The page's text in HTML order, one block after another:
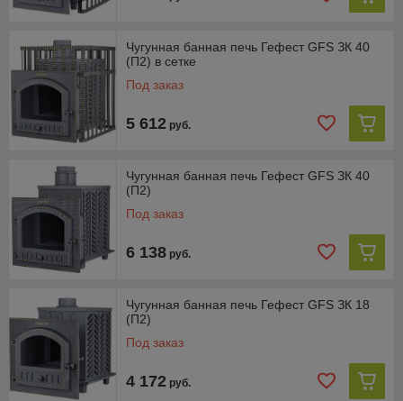
Гарантия
Чугунная банная печь Гефест GFS ЗК 40
(П2) в сетке
Под заказ
5 612 руб.
Чугунная банная печь Гефест GFS ЗК 40
(П2)
Под заказ
6 138 руб.
Чугунная банная печь Гефест GFS ЗК 18
(П2)
Под заказ
4 172 руб.